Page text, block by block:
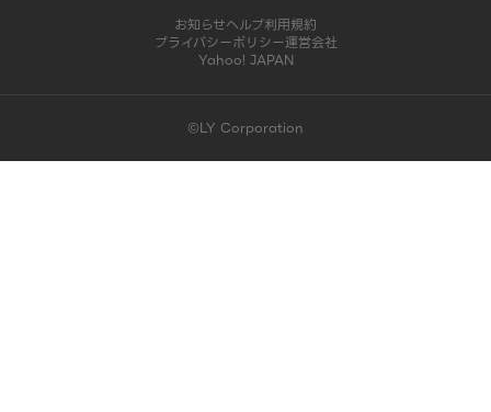
お知らせヘルプ利用規約
プライバシーポリシー運営会社
Yahoo! JAPAN
©LY Corporation
このコンテンツは掲載が終了しました | LINE占い